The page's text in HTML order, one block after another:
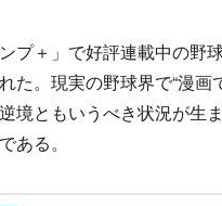
プ＋」で好評連載中の野
た。現実の野球界で“漫画
境ともいうべき状況が生
ある。